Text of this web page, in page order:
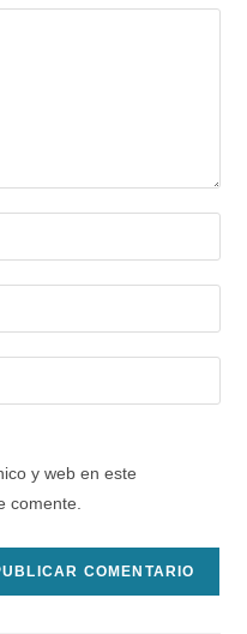
y web en este
comente.